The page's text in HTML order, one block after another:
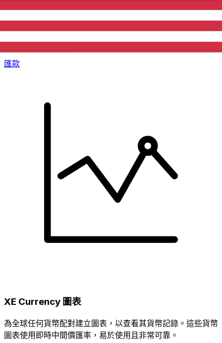
XE 國際匯款
快捷安全地上網匯款。即時追蹤和通知外加靈活的遞送和付款
選項。
匯款
XE Currency 圖表
為全球任何貨幣配對建立圖表，以查看其貨幣記錄。這些貨幣
圖表使用即時中間價匯率，易於使用且非常可靠。